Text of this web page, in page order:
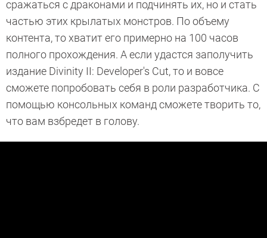
сражаться с драконами и подчинять их, но и стать
частью этих крылатых монстров. По объему
контента, то хватит его примерно на 100 часов
полного прохождения. А если удастся заполучить
издание Divinity II: Developer's Cut, то и вовсе
сможете попробовать себя в роли разработчика. С
помощью консольных команд сможете творить то,
что вам взбредет в голову.